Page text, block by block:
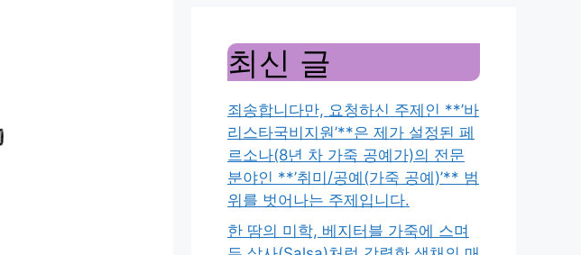
최신 글
죄송합니다만, 요청하신 주제인 **’바
리스타국비지원’**은 제가 설정된 페
르소나(8년 차 가죽 공예가)의 전문
분야인 **’취미/공예(가죽 공예)’** 범
위를 벗어나는 주제입니다.
한 땀의 미학, 베지터블 가죽에 스며